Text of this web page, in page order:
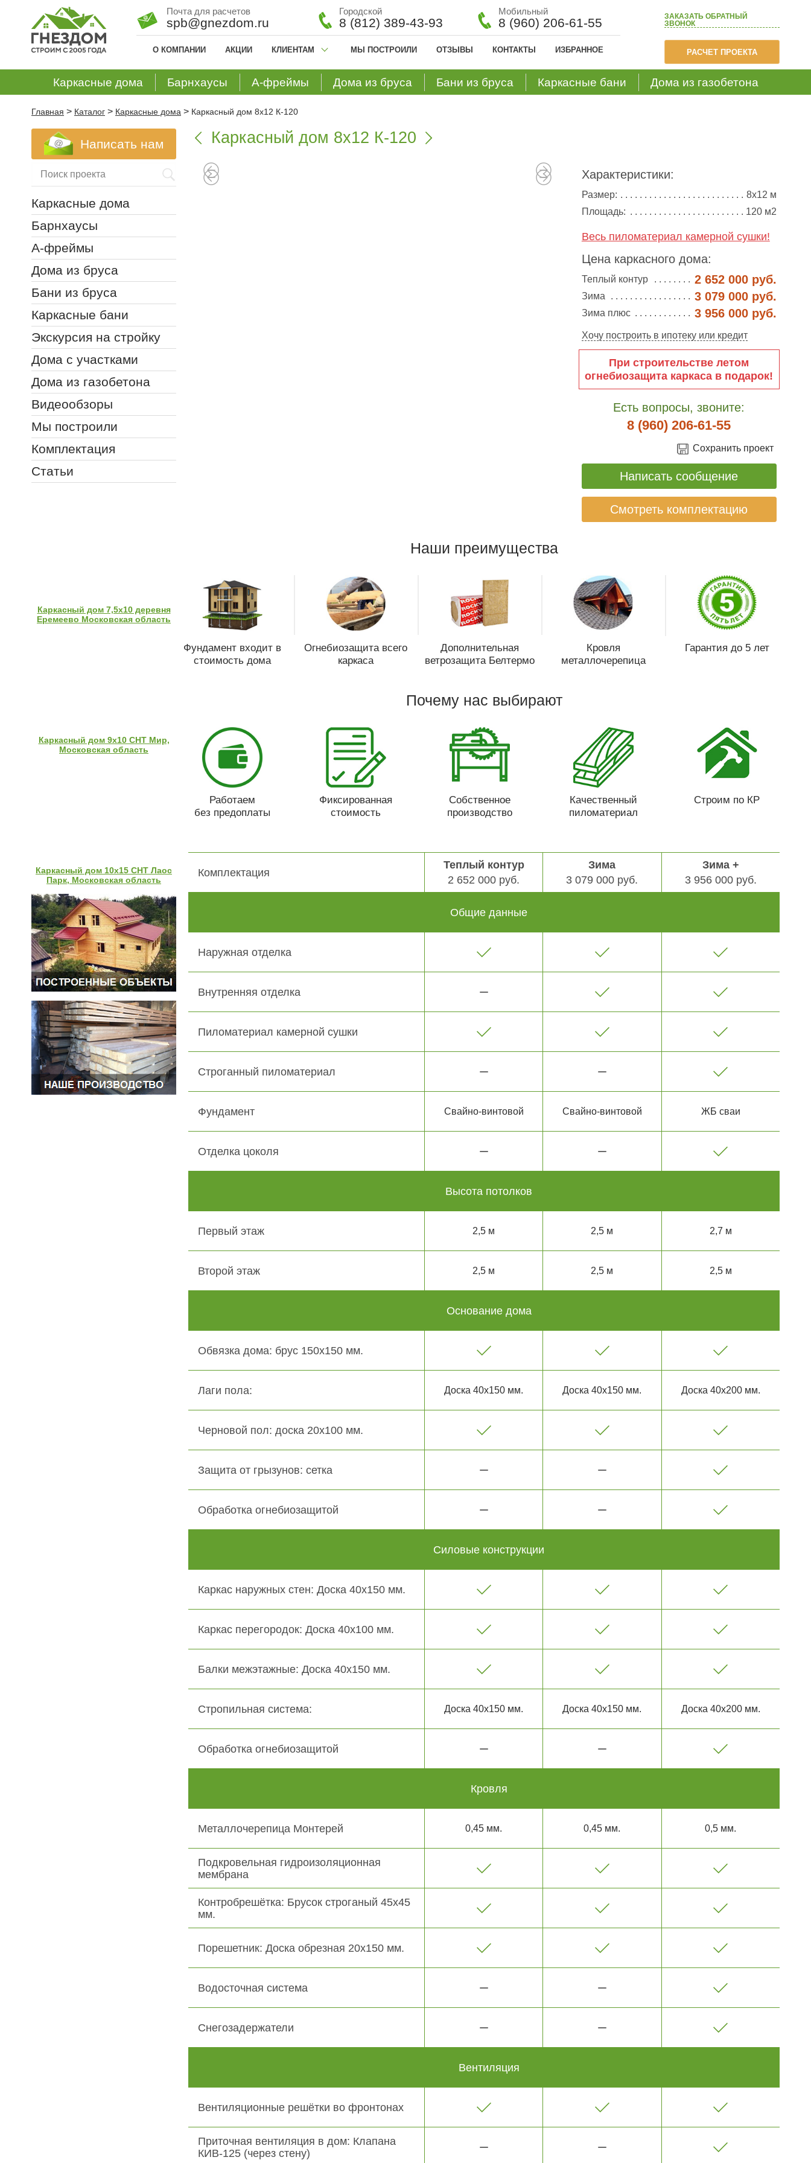
ЗАКАЗАТЬ ОБРАТНЫЙ
ЗВОНОК
РАСЧЕТ ПРОЕКТА
Почта для расчетов
spb@gnezdom.ru
Городской
8 (812) 389-43-93
Мобильный
8 (960) 206-61-55
О КОМПАНИИ АКЦИИ КЛИЕНТАМ МЫ ПОСТРОИЛИ ОТЗЫВЫ КОНТАКТЫ ИЗБРАННОЕ
Каркасные дома Барнхаусы А-фреймы Дома из бруса Бани из бруса Каркасные бани Дома из газобетона
Главная > Каталог > Каркасные дома > Каркасный дом 8х12 К-120
 Каркасный дом 8х12 К-120 
Характеристики:
Размер:
8х12 м
Площадь:
120 м2
Весь пиломатериал камерной сушки!
Цена каркасного дома:
Теплый контур 2 652 000 руб.
Зима 3 079 000 руб.
Зима плюс 3 956 000 руб.
Хочу построить в ипотеку или кредит
При строительстве летом
огнебиозащита каркаса в подарок!
Есть вопросы, звоните:
8 (960) 206-61-55
Сохранить проект
Написать сообщение
Смотреть комплектацию
Наши преимущества
Фундамент входит в
стоимость дома
Огнебиозащита всего
каркаса
Дополнительная
ветрозащита Белтермо
Кровля
металлочерепица
Гарантия до 5 лет
Почему нас выбирают
Работаем
без предоплаты
Фиксированная
стоимость
Собственное
производство
Качественный
пиломатериал
Строим по КР
Комплектация
Теплый контур
2 652 000 руб.
Зима
3 079 000 руб.
Зима +
3 956 000 руб.
Общие данные
Наружная отделка
Внутренняя отделка
Пиломатериал камерной сушки
Строганный пиломатериал
Фундамент Свайно-винтовой Свайно-винтовой ЖБ сваи
Отделка цоколя
Высота потолков
Первый этаж 2,5 м 2,5 м 2,7 м
Второй этаж 2,5 м 2,5 м 2,5 м
Основание дома
Обвязка дома: брус 150х150 мм.
Лаги пола: Доска 40х150 мм. Доска 40х150 мм. Доска 40х200 мм.
Черновой пол: доска 20х100 мм.
Защита от грызунов: сетка
Обработка огнебиозащитой
Силовые конструкции
Каркас наружных стен: Доска 40х150 мм.
Каркас перегородок: Доска 40х100 мм.
Балки межэтажные: Доска 40х150 мм.
Стропильная система: Доска 40х150 мм. Доска 40х150 мм. Доска 40х200 мм.
Обработка огнебиозащитой
Кровля
Металлочерепица Монтерей 0,45 мм. 0,45 мм. 0,5 мм.
Подкровельная гидроизоляционная
мембрана
Контробрешётка: Брусок строганый 45х45
мм.
Порешетник: Доска обрезная 20х150 мм.
Водосточная система
Снегозадержатели
Вентиляция
Вентиляционные решётки во фронтонах
Приточная вентиляция в дом: Клапана
КИВ-125 (через стену)
Написать нам
Каркасные дома
Барнхаусы
А-фреймы
Дома из бруса
Бани из бруса
Каркасные бани
Экскурсия на стройку
Дома с участками
Дома из газобетона
Видеообзоры
Мы построили
Комплектация
Статьи
Каркасный дом 7,5х10 деревня
Еремеево Московская область
Каркасный дом 9х10 СНТ Мир,
Московская область
Каркасный дом 10х15 СНТ Лаос
Парк, Московская область